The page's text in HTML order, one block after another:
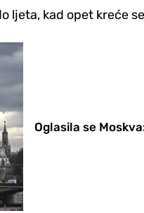
ljeta, kad opet kreće
Oglasila se